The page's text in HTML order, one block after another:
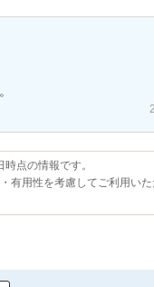
点の情報です。
有用性を考慮してご利用い